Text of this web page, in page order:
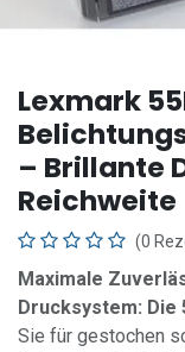
Lexmark
– Brillante
Reichweite
(0
Maximale
Drucksystem: Die
Sie für gestochen